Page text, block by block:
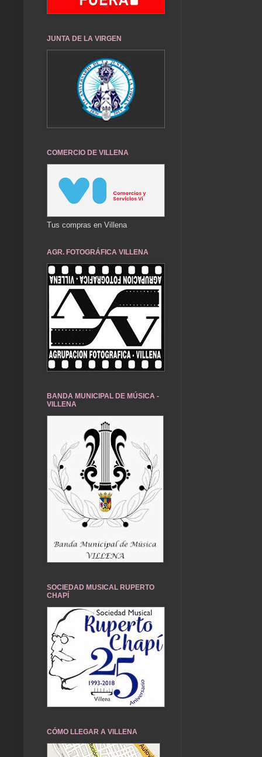
JUNTA DE LA VIRGEN
COMERCIO DE VILLENA
Tus compras en Villena
AGR. FOTOGRÁFICA VILLENA
BANDA MUNICIPAL DE MÚSICA -
VILLENA
SOCIEDAD MUSICAL RUPERTO
CHAPÍ
CÓMO LLEGAR A VILLENA